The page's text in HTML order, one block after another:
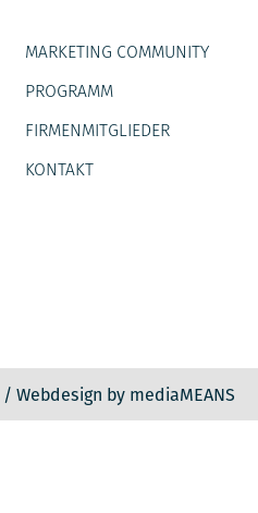
MARKETING COMMUNITY
PROGRAMM
FIRMENMITGLIEDER
KONTAKT
Webdesign by mediaMEANS